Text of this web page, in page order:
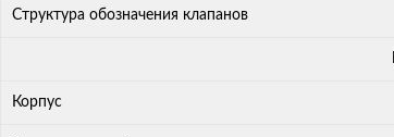
Cтруктура обозначения клапанов
Корпус